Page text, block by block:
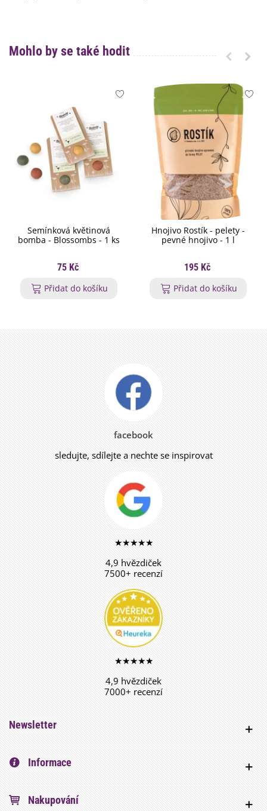
Mohlo by se také hodit
Semínková květinová
bomba - Blossombs - 1 ks
75 Kč
Přidat do košíku
Hnojivo Rostík - pelety -
pevné hnojivo - 1 l
195 Kč
Přidat do košíku
facebook
sledujte, sdílejte a nechte se inspirovat
★★★★★
4,9 hvězdiček
7500+ recenzí
★★★★★
4,9 hvězdiček
7000+ recenzí
Newsletter
Informace
Nakupování